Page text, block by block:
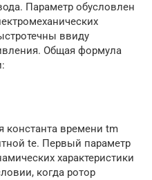
Параметр обусловлен
ввиду
Общая формула
константа времени tm
te. Первый параметр
характеристики
когда ротор